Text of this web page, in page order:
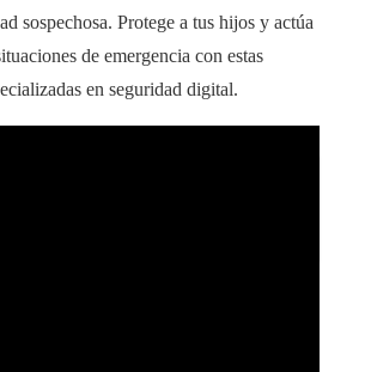
sospechosa. Protege a tus hijos y actúa
de emergencia con estas
en seguridad digital.